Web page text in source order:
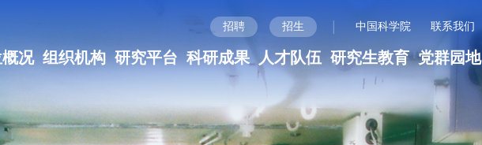
招聘 招生 | 中国科学院 联系我们
况 组织机构 研究平台 科研成果 人才队伍 研究生教育 党群园地